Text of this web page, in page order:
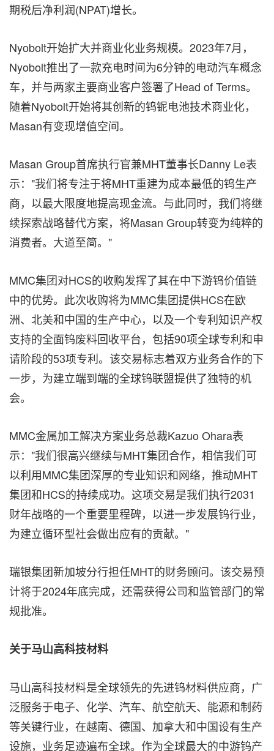
期税后净利润(NPAT)增长。
Nyobolt开始扩大并商业化业务规模。2023年7月，
Nyobolt推出了一款充电时间为6分钟的电动汽车概念
车，并与两家主要商业客户签署了Head of Terms。
随着Nyobolt开始将其创新的钨铌电池技术商业化，
Masan有变现增值空间。
Masan Group首席执行官兼MHT董事长Danny Le表
示："我们将专注于将MHT重建为成本最低的钨生产
商，以最大限度地提高现金流。与此同时，我们将继
续探索战略替代方案，将Masan Group转变为纯粹的
消费者。大道至简。"
MMC集团对HCS的收购发挥了其在中下游钨价值链
中的优势。此次收购将为MMC集团提供HCS在欧
洲、北美和中国的生产中心，以及一个专利知识产权
支持的全面钨废料回收平台，包括90项全球专利和申
请阶段的53项专利。该交易标志着双方业务合作的下
一步，为建立端到端的全球钨联盟提供了独特的机
会。
MMC金属加工解决方案业务总裁Kazuo Ohara表
示："我们很高兴继续与MHT集团合作，相信我们可
以利用MMC集团深厚的专业知识和网络，推动MHT
集团和HCS的持续成功。这项交易是我们执行2031
财年战略的一个重要里程碑，以进一步发展钨行业，
为建立循环型社会做出应有的贡献。"
瑞银集团新加坡分行担任MHT的财务顾问。该交易预
计将于2024年底完成，还需获得公司和监管部门的常
规批准。
关于马山高科技材料
马山高科技材料是全球领先的先进钨材料供应商，广
泛服务于电子、化学、汽车、航空航天、能源和制药
等关键行业，在越南、德国、加拿大和中国设有生产
设施，业务足迹遍布全球。作为全球最大的中游钨产